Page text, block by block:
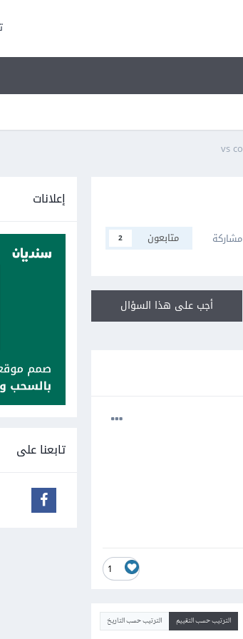
مشاركة متابعون 2
أجب على هذا السؤال
1
الترتيب حسب التقييم الترتيب حسب التاريخ
إعلانات
تابعنا على